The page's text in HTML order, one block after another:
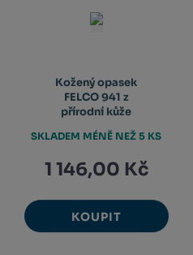
Kožený opasek
FELCO 941 z
přírodní kůže
1 146,00 Kč
KOUPIT
SKLADEM MÉNĚ NEŽ 5 KS